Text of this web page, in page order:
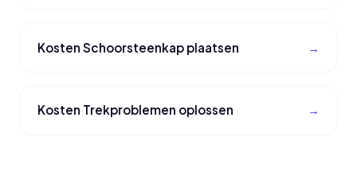
Kosten Schoorsteenkap plaatsen
Kosten Trekproblemen oplossen